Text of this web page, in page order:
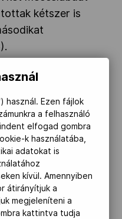
kétszer is
öt ponttal
Gebhardt
akit a
a pályáról. Ez
amely
is volt. Ugyan
csökkent, de a
is nyerte a
is (20:25).
használ. Ezen fájlok
a felhasználó
elfogad gombra
k használatába,
adatokat is
kívül. Amennyiben
átirányítjuk a
megjeleníteni a
kattintva tudja